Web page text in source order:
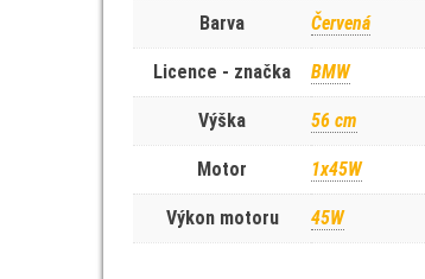
Barva Červená
Licence - značka BMW
Výška 56 cm
Motor 1x45W
Výkon motoru 45W